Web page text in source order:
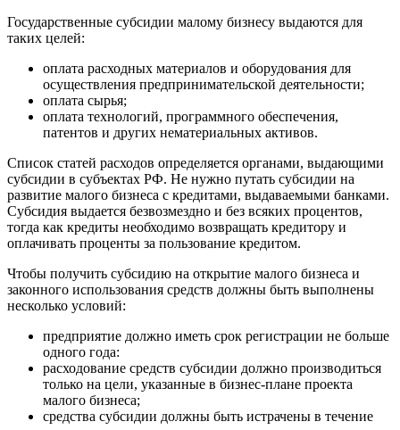
Государственные субсидии малому бизнесу выдаются для
таких целей:
оплата расходных материалов и оборудования для
осуществления предпринимательской деятельности;
оплата сырья;
оплата технологий, программного обеспечения,
патентов и других нематериальных активов.
Список статей расходов определяется органами, выдающими
субсидии в субъектах РФ. Не нужно путать субсидии на
развитие малого бизнеса с кредитами, выдаваемыми банками.
Субсидия выдается безвозмездно и без всяких процентов,
тогда как кредиты необходимо возвращать кредитору и
оплачивать проценты за пользование кредитом.
Чтобы получить субсидию на открытие малого бизнеса и
законного использования средств должны быть выполнены
несколько условий:
предприятие должно иметь срок регистрации не больше
одного года:
расходование средств субсидии должно производиться
только на цели, указанные в бизнес-плане проекта
малого бизнеса;
средства субсидии должны быть истрачены в течение